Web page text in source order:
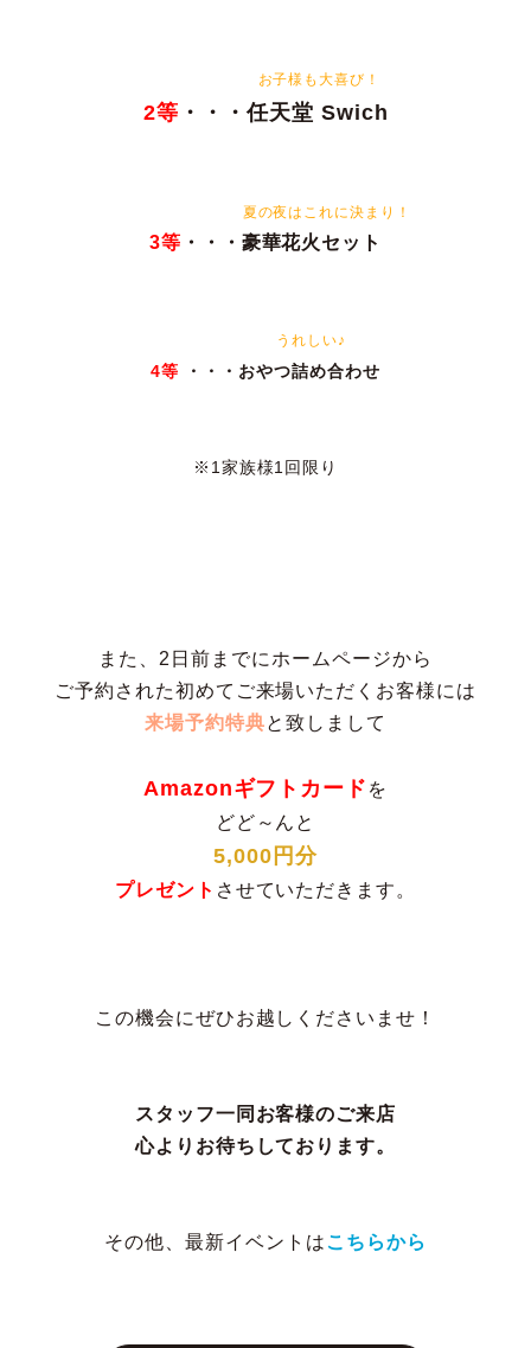
お子様も大喜び！
2等
夏の夜はこれに決まり！
3等 ・・・豪華花火セット
うれしい♪
4等 ・・・おやつ詰め合わせ
※1家族様1回限り
また、2日前までにホームページから
来場予約特典と致しまして
Amazonギフトカード を
5,000円分
プレゼント させていただきます。
この機会にぜひお越しくださいませ！
スタッフ一同お客様のご来店
心よりお待ちしております。
その他、最新イベントはこちらから